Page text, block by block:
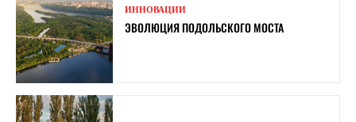
ИННОВАЦИИ
ЭВОЛЮЦИЯ ПОДОЛЬСКОГО МОСТА